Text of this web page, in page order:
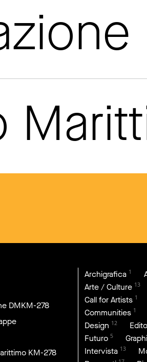
DMKM-278
KM-278
Archigrafica 1
Arte / Culture 13
Call for Artists 1
Communities 1
Design 12
Futuro 5
Intervista 13